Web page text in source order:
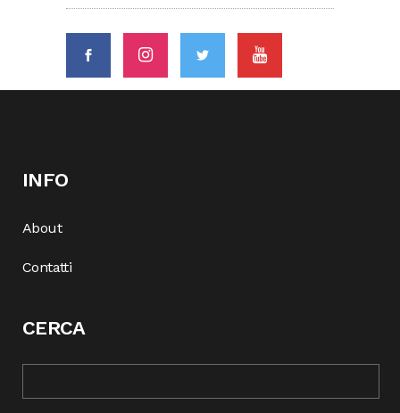
INFO
About
Contatti
CERCA